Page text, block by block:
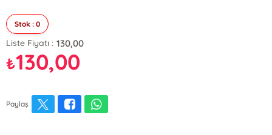
Stok : 0
Liste Fiyatı : 130,00
₺130,00
Paylaş